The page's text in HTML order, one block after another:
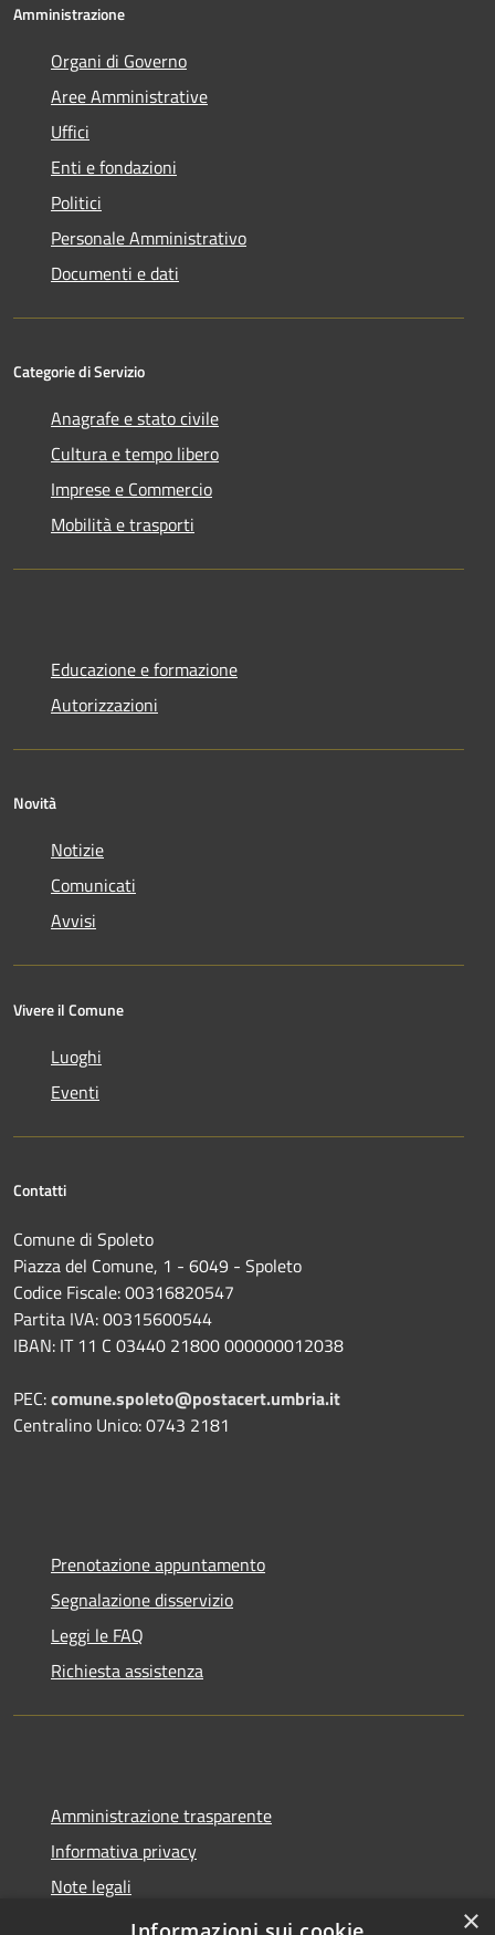
Amministrazione
Organi di Governo
Aree Amministrative
Uffici
Enti e fondazioni
Politici
Personale Amministrativo
Documenti e dati
Categorie di Servizio
Anagrafe e stato civile
Cultura e tempo libero
Imprese e Commercio
Mobilità e trasporti
Educazione e formazione
Autorizzazioni
Novità
Notizie
Comunicati
Avvisi
Vivere il Comune
Luoghi
Eventi
Contatti
Comune di Spoleto
Piazza del Comune, 1 - 6049 - Spoleto
Codice Fiscale: 00316820547
Partita IVA: 00315600544
IBAN: IT 11 C 03440 21800 000000012038
PEC:comune.spoleto@postacert.umbria.it
Centralino Unico: 0743 2181
Prenotazione appuntamento
Segnalazione disservizio
Leggi le FAQ
Richiesta assistenza
Amministrazione trasparente
Informativa privacy
Note legali
Dichiarazione di accessibilità
×